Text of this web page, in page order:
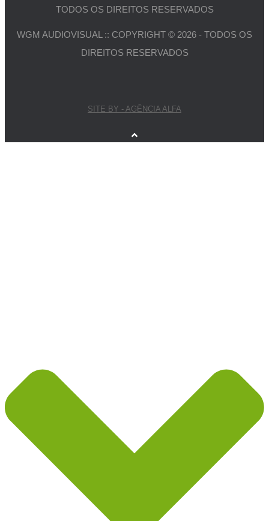
TODOS OS DIREITOS RESERVADOS
WGM AUDIOVISUAL :: COPYRIGHT © 2026 - TODOS OS
DIREITOS RESERVADOS
SITE BY - AGÊNCIA ALFA